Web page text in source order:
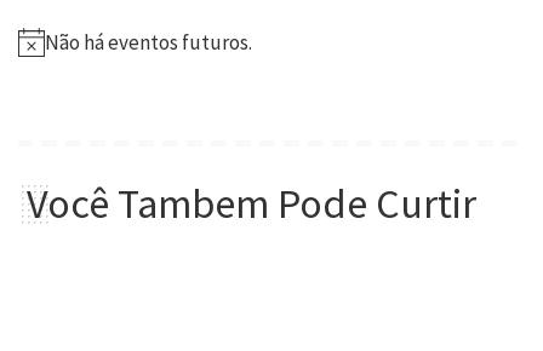
Não há eventos futuros.
Você Tambem Pode Curtir